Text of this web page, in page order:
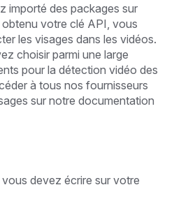
importé des packages sur
votre clé API, vous
les visages dans les vidéos.
choisir parmi une large
pour la détection vidéo des
à tous nos fournisseurs
sur notre documentation
devez écrire sur votre